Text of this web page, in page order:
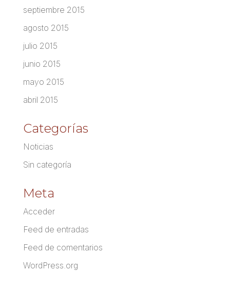
septiembre 2015
agosto 2015
julio 2015
junio 2015
mayo 2015
abril 2015
Categorías
Noticias
Sin categoría
Meta
Acceder
Feed de entradas
Feed de comentarios
WordPress.org